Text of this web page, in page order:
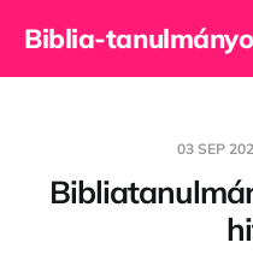
Biblia-
03 SEP